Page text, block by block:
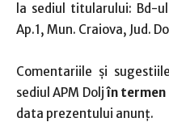
la sediul titularului: Bd-
Ap.1, Mun. Craiova, Jud.
Comentariile şi
sediul APM Doljîn termen
data prezentului anunţ.